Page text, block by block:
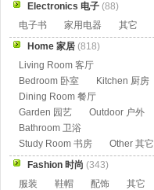
Electronics 电子 (88)
电子书
家用电器
其它
Home 家居 (818)
Living Room 客厅
Bedroom 卧室
Kitchen 厨房
Dining Room 餐厅
Garden 园艺
Outdoor 户外
Bathroom 卫浴
Study Room 书房
Other 其它
Fashion 时尚 (343)
服装
鞋帽 配饰
其它